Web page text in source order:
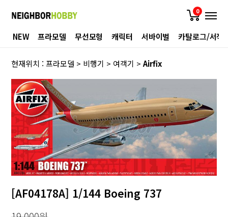
0
NEW 프라모델 무선모형 캐릭터 서바이벌 카탈로그/서적
현재위치 :프라모델 > 비행기 > 여객기 >Airfix
[AF04178A] 1/144 Boeing 737